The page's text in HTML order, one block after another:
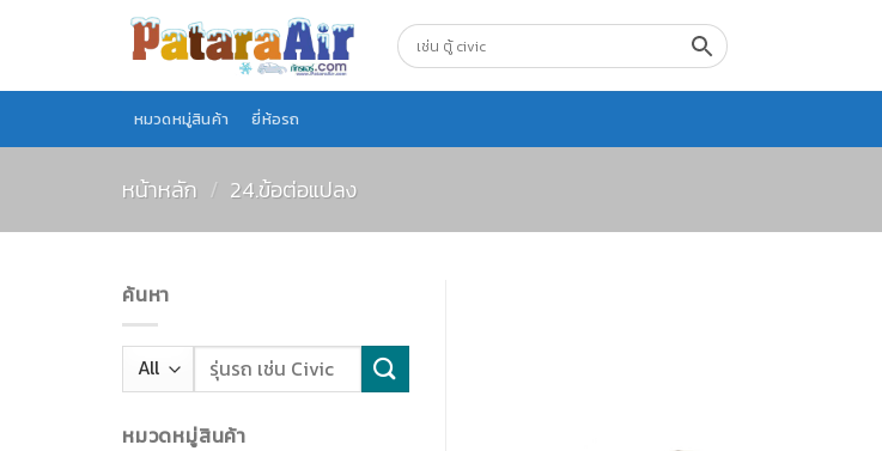
หมวดหมู่สินค้า ยี่ห้อรถ
หน้าหลัก / 24.ข้อต่อแปลง
ค้นหา
หมวดหมู่สินค้า